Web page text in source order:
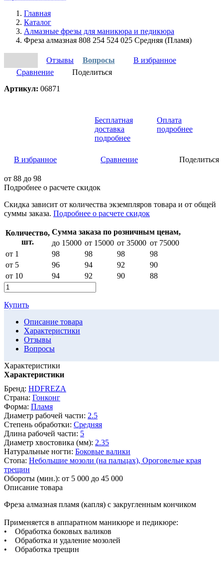
Главная
Каталог
Алмазные фрезы для маникюра и педикюра
Фреза алмазная 808 254 524 025 Средняя (Пламя)
Отзывы Вопросы
В избранное
Сравнение
Поделиться
Артикул: 06871
Бесплатная
доставка
подробнее
Оплата
подробнее
В избранное Сравнение Поделиться
Характеристики
Характеристики
Бренд: HDFREZA
Страна: Гонконг
Форма: Пламя
Диаметр рабочей части: 2.5
Степень обработки: Средняя
Длина рабочей части: 5
Диаметр хвостовика (мм): 2.35
Натуральные ногти: Боковые валики
Стопа: Небольшие мозоли (на пальцах), Ороговелые края
трещин
Обороты (мин.): от 5 000 до 45 000
от 88 до 98
Подробнее о расчете скидок
Скидка зависит от количества экземпляров товара и от общей
суммы заказа. Подробнее о расчете скидок
Количество,
шт.
Сумма заказа по розничным ценам,
до 15000 от 15000 от 35000 от 75000
от 1
98 98 98
98
от 5
96 94 92
90
от 10
94 92 90 88
Купить
Описание товара
Характеристики
Отзывы
Вопросы
Описание товара
Фреза алмазная пламя (капля) с закругленным кончиком
Применяется в аппаратном маникюре и педикюре:
• Обработка боковых валиков
• Обработка и удаление мозолей
• Обработка трещин